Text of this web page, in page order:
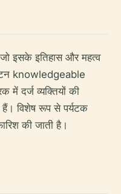
जो इसके इतिहास और महत्व
knowledgeable
में दर्ज व्यक्तियों की
हैं। विशेष रूप से पर्यटक
की जाती है।